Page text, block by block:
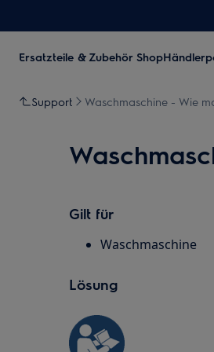
Ersatzteile & Zubehör Shop
Support Waschmaschine - Wie
Gilt für
Waschmaschine
Lösung